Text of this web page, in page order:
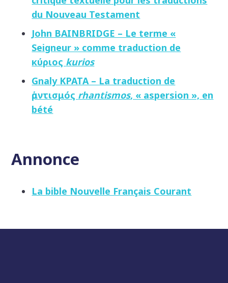
du Nouveau Testament
John BAINBRIDGE – Le terme «
Seigneur » comme traduction de
κύριος kurios
Gnaly KPATA – La traduction de
ῥαντισμός rhantismos, « aspersion », en
bété
Annonce
La bible Nouvelle Français Courant